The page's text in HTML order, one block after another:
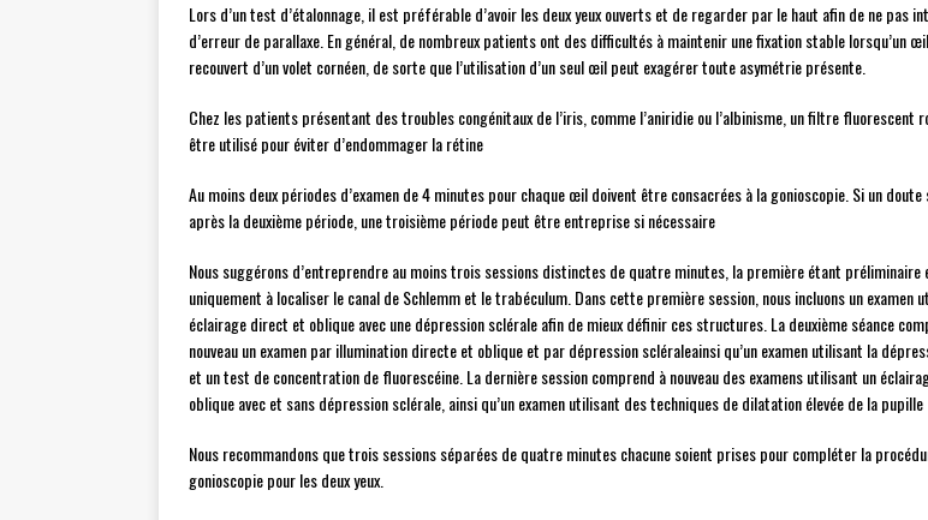
Lors d’un test d’étalonnage, il est préférable d’avoir les deux yeux ouverts et de regarder par le haut afin de ne pas
d’erreur de parallaxe. En général, de nombreux patients ont des difficultés à maintenir une fixation stable lorsqu’un
recouvert d’un volet cornéen, de sorte que l’utilisation d’un seul œil peut exagérer toute asymétrie présente.
Chez les patients présentant des troubles congénitaux de l’iris, comme l’aniridie ou l’albinisme, un filtre fluorescent
être utilisé pour éviter d’endommager la rétine
Au moins deux périodes d’examen de 4 minutes pour chaque œil doivent être consacrées à la gonioscopie. Si un
après la deuxième période, une troisième période peut être entreprise si nécessaire
Nous suggérons d’entreprendre au moins trois sessions distinctes de quatre minutes, la première étant préliminaire
uniquement à localiser le canal de Schlemm et le trabéculum. Dans cette première session, nous incluons un examen
éclairage direct et oblique avec une dépression sclérale afin de mieux définir ces structures. La deuxième séance
nouveau un examen par illumination directe et oblique et par dépression scléraleainsi qu’un examen utilisant la
et un test de concentration de fluorescéine. La dernière session comprend à nouveau des examens utilisant un
oblique avec et sans dépression sclérale, ainsi qu’un examen utilisant des techniques de dilatation élevée de la pupille
Nous recommandons que trois sessions séparées de quatre minutes chacune soient prises pour compléter la
gonioscopie pour les deux yeux.